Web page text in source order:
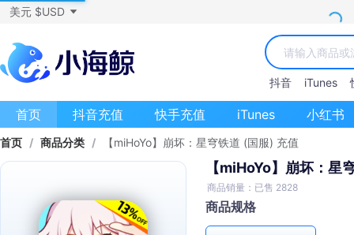
美元 $USD
抖音 iTunes
首页 抖音充值 快手充值 iTunes 小红书
首页 / 商品分类 / 【miHoYo】崩坏：星穹铁道 (国服) 充值
【miHoYo】崩坏：星
商品销量：已售 2828
商品规格